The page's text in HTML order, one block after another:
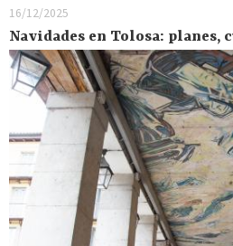
16/12/2025
Navidades en Tolosa: